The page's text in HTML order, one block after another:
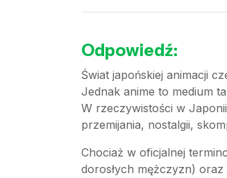
Odpowiedź:
Świat japońskiej animacji
Jednak anime to medium
W rzeczywistości w
przemijania, nostalgii,
Chociaż w oficjalnej
dorosłych mężczyzn) oraz